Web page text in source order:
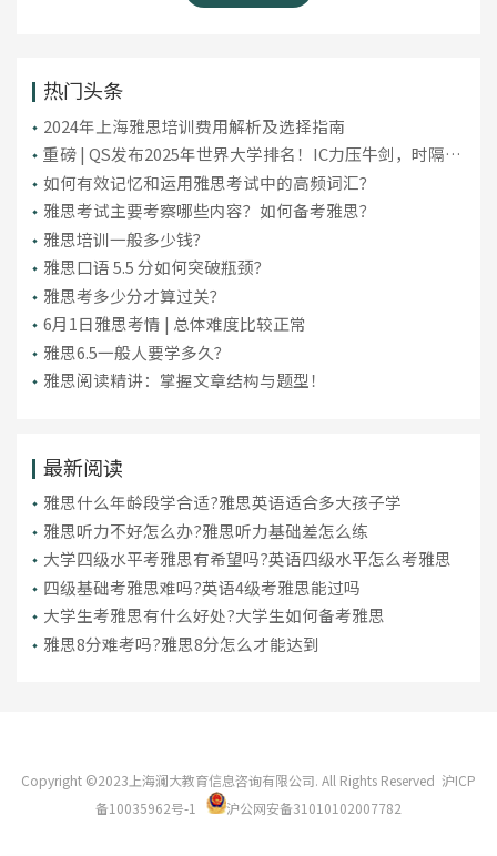
热门头条
2024年上海雅思培训费用解析及选择指南
重磅 | QS发布2025年世界大学排名！IC力压牛剑，时隔10
年重回英国第一！
如何有效记忆和运用雅思考试中的高频词汇？
雅思考试主要考察哪些内容？如何备考雅思？
雅思培训一般多少钱？
雅思口语 5.5 分如何突破瓶颈？
雅思考多少分才算过关？
6月1日雅思考情 | 总体难度比较正常
雅思6.5一般人要学多久？
雅思阅读精讲：掌握文章结构与题型！
最新阅读
雅思什么年龄段学合适?雅思英语适合多大孩子学
雅思听力不好怎么办?雅思听力基础差怎么练
大学四级水平考雅思有希望吗?英语四级水平怎么考雅思
四级基础考雅思难吗?英语4级考雅思能过吗
大学生考雅思有什么好处?大学生如何备考雅思
雅思8分难考吗?雅思8分怎么才能达到
Copyright ©2023上海澜大教育信息咨询有限公司. All Rights Reserved 沪ICP
备10035962号-1
沪公网安备31010102007782